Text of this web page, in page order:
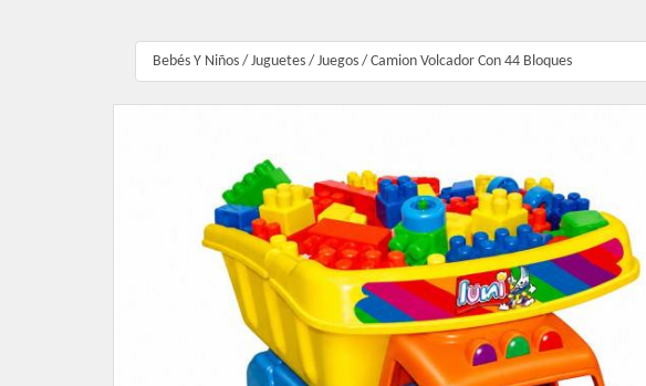
Bebés Y Niños / Juguetes / Juegos / Camion Volcador Con 44 Bloques